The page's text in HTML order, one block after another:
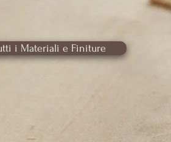
i Materiali e Finiture